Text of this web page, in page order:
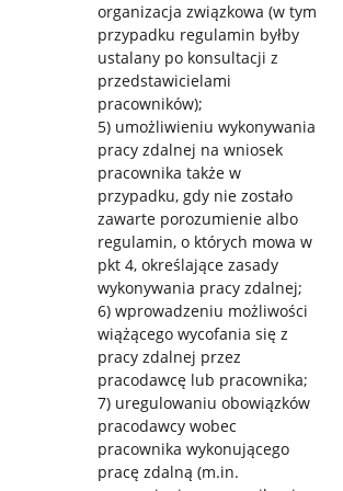
organizacja związkowa (w tym
przypadku regulamin byłby
ustalany po konsultacji z
przedstawicielami
pracowników);
5) umożliwieniu wykonywania
pracy zdalnej na wniosek
pracownika także w
przypadku, gdy nie zostało
zawarte porozumienie albo
regulamin, o których mowa w
pkt 4, określające zasady
wykonywania pracy zdalnej;
6) wprowadzeniu możliwości
wiążącego wycofania się z
pracy zdalnej przez
pracodawcę lub pracownika;
7) uregulowaniu obowiązków
pracodawcy wobec
pracownika wykonującego
pracę zdalną (m.in.